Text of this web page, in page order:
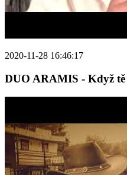
2020-11-28 16:46:17
DUO ARAMIS - Když